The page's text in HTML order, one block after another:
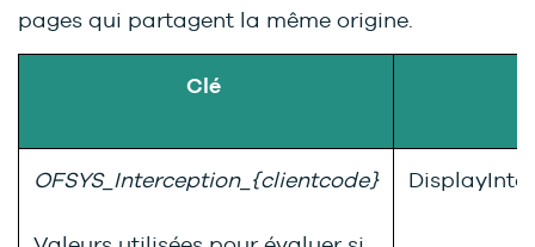
pages qui partagent la même origine.
Clé
OFSYS_Interception_{clientcode}